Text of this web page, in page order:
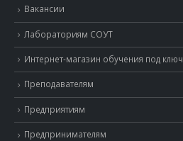
Вакансии
Лабораториям СОУТ
Интернет-магазин обучения под ключ
Преподавателям
Предприятиям
Предпринимателям